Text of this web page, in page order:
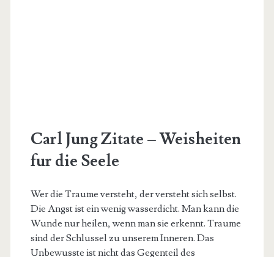
Carl Jung Zitate – Weisheiten
fur die Seele
Wer die Traume versteht, der versteht sich selbst.
Die Angst ist ein wenig wasserdicht. Man kann die
Wunde nur heilen, wenn man sie erkennt. Traume
sind der Schlussel zu unserem Inneren. Das
Unbewusste ist nicht das Gegenteil des